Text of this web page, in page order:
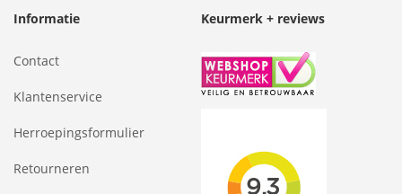
Informatie
Contact
Klantenservice
Herroepingsformulier
Retourneren
Keurmerk + reviews